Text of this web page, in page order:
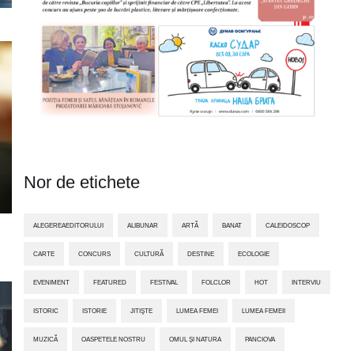
Nor de etichete
ALEGEREAEDITORULUI ALIBUNAR ARTĂ BANAT CALEIDOSCOP
CARTE CONCURS CULTURĂ DESTINE ECOLOGIE
EVENIMENT FEATURED FESTIVAL FOLCLOR HOT INTERVIU
ISTORIC ISTORIE JITIŞTE LUMEA FEMEI LUMEA FEMEII
MUZICĂ OASPETELE NOSTRU OMUL ȘI NATURA PANCIOVA